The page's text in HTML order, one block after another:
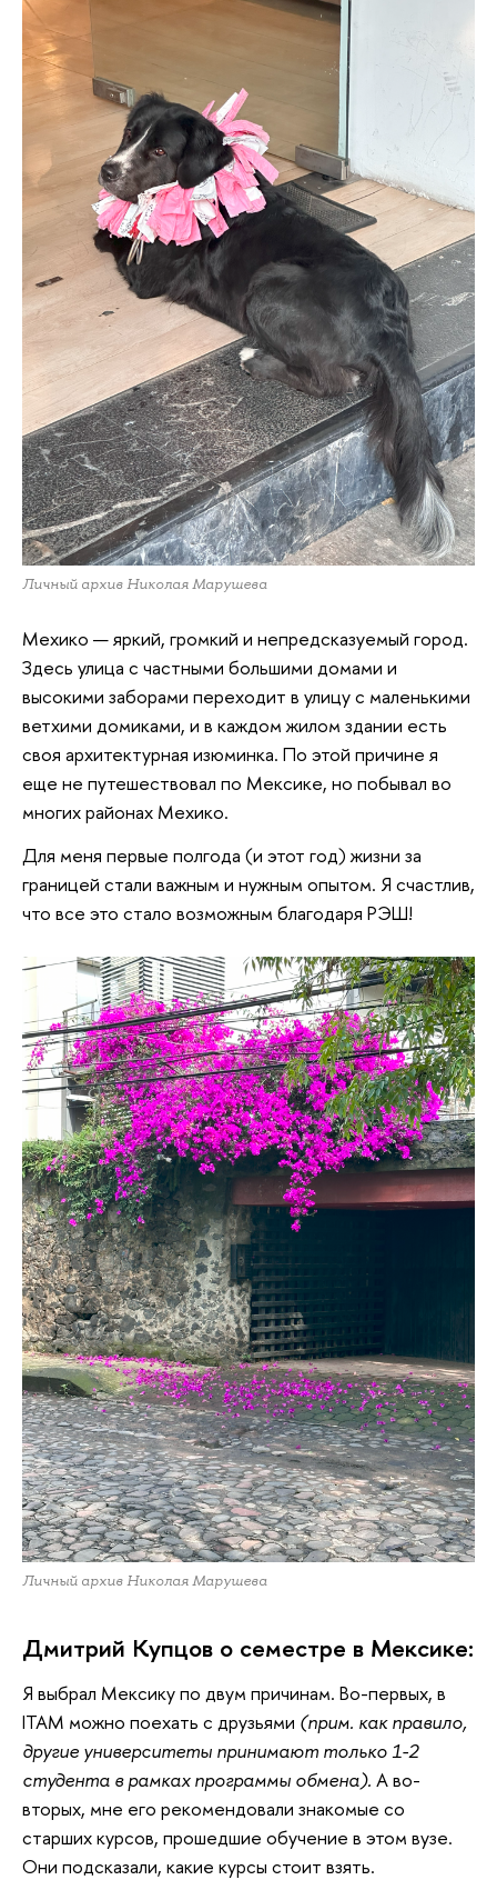
Личный архив Николая Марушева
Мехико — яркий, громкий и непредсказуемый город.
Здесь улица с частными большими домами и
высокими заборами переходит в улицу с маленькими
ветхими домиками, и в каждом жилом здании есть
своя архитектурная изюминка. По этой причине я
еще не путешествовал по Мексике, но побывал во
многих районах Мехико.
Для меня первые полгода (и этот год) жизни за
границей стали важным и нужным опытом. Я счастлив,
что все это стало возможным благодаря РЭШ!
Личный архив Николая Марушева
Дмитрий Купцов о семестре в Мексике:
Я выбрал Мексику по двум причинам. Во-первых, в
ITAM можно поехать с друзьями (прим. как правило,
другие университеты принимают только 1-2
студента в рамках программы обмена). А во-
вторых, мне его рекомендовали знакомые со
старших курсов, прошедшие обучение в этом вузе.
Они подсказали, какие курсы стоит взять.